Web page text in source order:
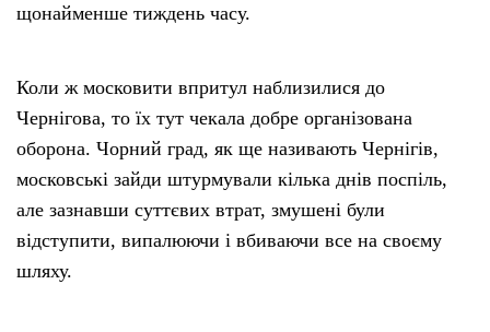
щонайменше тиждень часу.
Коли ж московити впритул наблизилися до
Чернігова, то їх тут чекала добре організована
оборона. Чорний град, як ще називають Чернігів,
московські зайди штурмували кілька днів поспіль,
але зазнавши суттєвих втрат, змушені були
відступити, випалюючи і вбиваючи все на своєму
шляху.